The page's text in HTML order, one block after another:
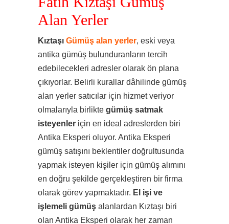
Alan Yerler
Kıztaşı Gümüş alan yerler, eski veya
antika gümüş bulunduranların tercih
edebilecekleri adresler olarak ön plana
çıkıyorlar. Belirli kurallar dâhilinde gümüş
alan yerler satıcılar için hizmet veriyor
olmalarıyla birlikte gümüş satmak
isteyenler için en ideal adreslerden biri
Antika Eksperi oluyor. Antika Eksperi
gümüş satışını beklentiler doğrultusunda
yapmak isteyen kişiler için gümüş alımını
en doğru şekilde gerçekleştiren bir firma
olarak görev yapmaktadır. El işi ve
işlemeli gümüş alanlardan Kıztaşı biri
olan Antika Eksperi olarak her zaman